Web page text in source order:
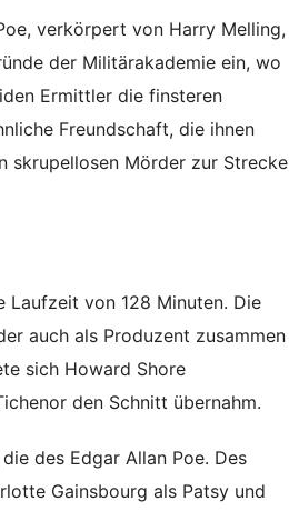
verkörpert von Harry Melling,
der Militärakademie ein, wo
Ermittler die finsteren
Freundschaft, die ihnen
skrupellosen Mörder zur Strecke
Laufzeit von 128 Minuten. Die
auch als Produzent zusammen
sich Howard Shore
den Schnitt übernahm.
des Edgar Allan Poe. Des
Gainsbourg als Patsy und